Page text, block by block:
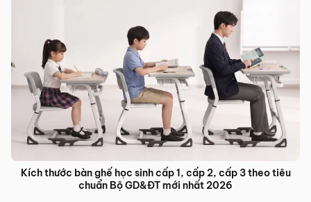
Bàn ghế đào tạo trung tâm ngoại ngữ: Giải pháp nội thất tối